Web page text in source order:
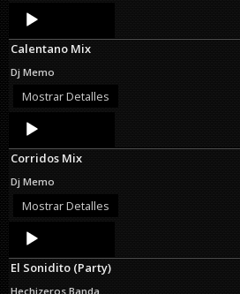
Audio
Player
Calentano Mix
Dj Memo
Mostrar Detalles
Audio
Player
Corridos Mix
Dj Memo
Mostrar Detalles
Audio
Player
El Sonidito (Party)
Hechizeros Banda